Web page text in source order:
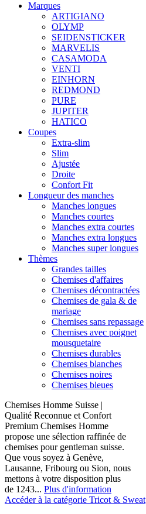
Marques
ARTIGIANO
OLYMP
SEIDENSTICKER
MARVELIS
CASAMODA
VENTI
EINHORN
REDMOND
PURE
JUPITER
HATICO
Coupes
Extra-slim
Slim
Ajustée
Droite
Confort Fit
Longueur des manches
Manches longues
Manches courtes
Manches extra courtes
Manches extra longues
Manches super longues
Thèmes
Grandes tailles
Chemises d'affaires
Chemises décontractées
Chemises de gala & de
mariage
Chemises sans repassage
Chemises avec poignet
mousquetaire
Chemises durables
Chemises blanches
Chemises noires
Chemises bleues
Chemises Homme Suisse |
Qualité Reconnue et Confort
Premium Chemises Homme
propose une sélection raffinée de
chemises pour gentleman suisse.
Que vous soyez à Genève,
Lausanne, Fribourg ou Sion, nous
mettons à votre disposition plus
de 1243... Plus d'information
Accéder à la catégorie Tricot & Sweat